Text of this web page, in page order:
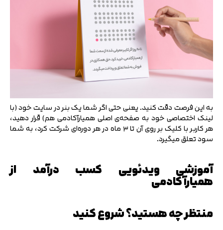
به این فرصت دقت کنید. یعنی حتی اگر شما یک بنر در سایت خود (با
لینک اختصاصی خود به صفحه‌ی اصلی همیارآکادمی هم) قرار دهید،
هر کاربر با کلیک بر روی آن تا ۳ ماه در هر دوره‌ای شرکت کرد، به شما
سود تعلق میگیرد.
آموزشی ویدئویی کسب درآمد از
همیارآکادمی
منتظر چه هستید؟ شروع کنید